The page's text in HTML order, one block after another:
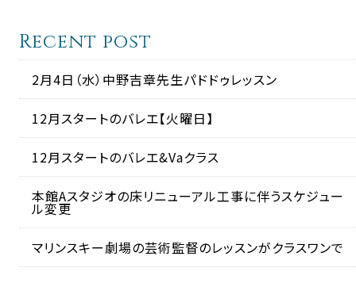
Recent post
2月4日（水）中野吉章先生パドドゥレッスン
12月スタートのバレエ【火曜日】
12月スタートのバレエ&Vaクラス
本館Aスタジオの床リニューアル工事に伴うスケジュー
ル変更
マリンスキー劇場の芸術監督のレッスンがクラスワンで